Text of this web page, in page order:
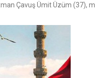
Çavuş Ümit Üzüm (37), m